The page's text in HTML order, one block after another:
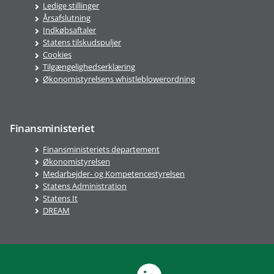
Ledige stillinger
Årsafslutning
Indkøbsaftaler
Statens tilskudspuljer
Cookies
Tilgængelighedserklæring
Økonomistyrelsens whistleblowerordning
Finansministeriet
Finansministeriets departement
Økonomistyrelsen
Medarbejder- og Kompetencestyrelsen
Statens Administration
Statens It
DREAM